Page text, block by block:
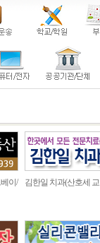
이/
김한일 치과(산호세